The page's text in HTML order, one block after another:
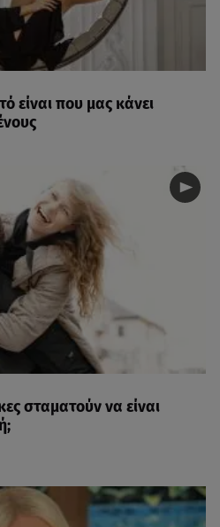
είναι που μας κάνει
σταματούν να είναι